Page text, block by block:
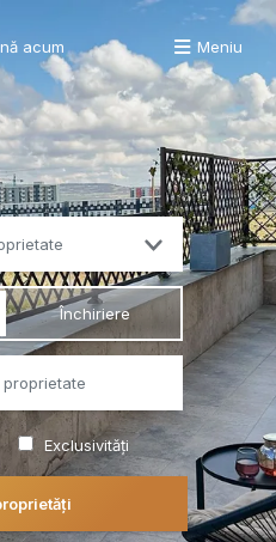
acum Meniu
Închiriere
Exclusivități